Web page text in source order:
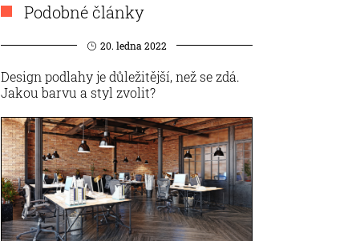
Podobné články
20. ledna 2022
Design podlahy je důležitější, než se zdá.
Jakou barvu a styl zvolit?